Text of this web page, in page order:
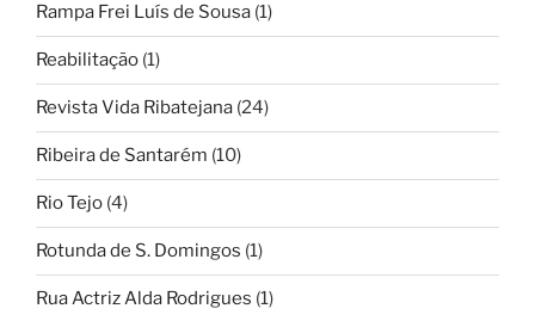
Rampa Frei Luís de Sousa (1)
Reabilitação (1)
Revista Vida Ribatejana (24)
Ribeira de Santarém (10)
Rio Tejo (4)
Rotunda de S. Domingos (1)
Rua Actriz Alda Rodrigues (1)